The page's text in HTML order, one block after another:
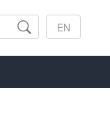
EN